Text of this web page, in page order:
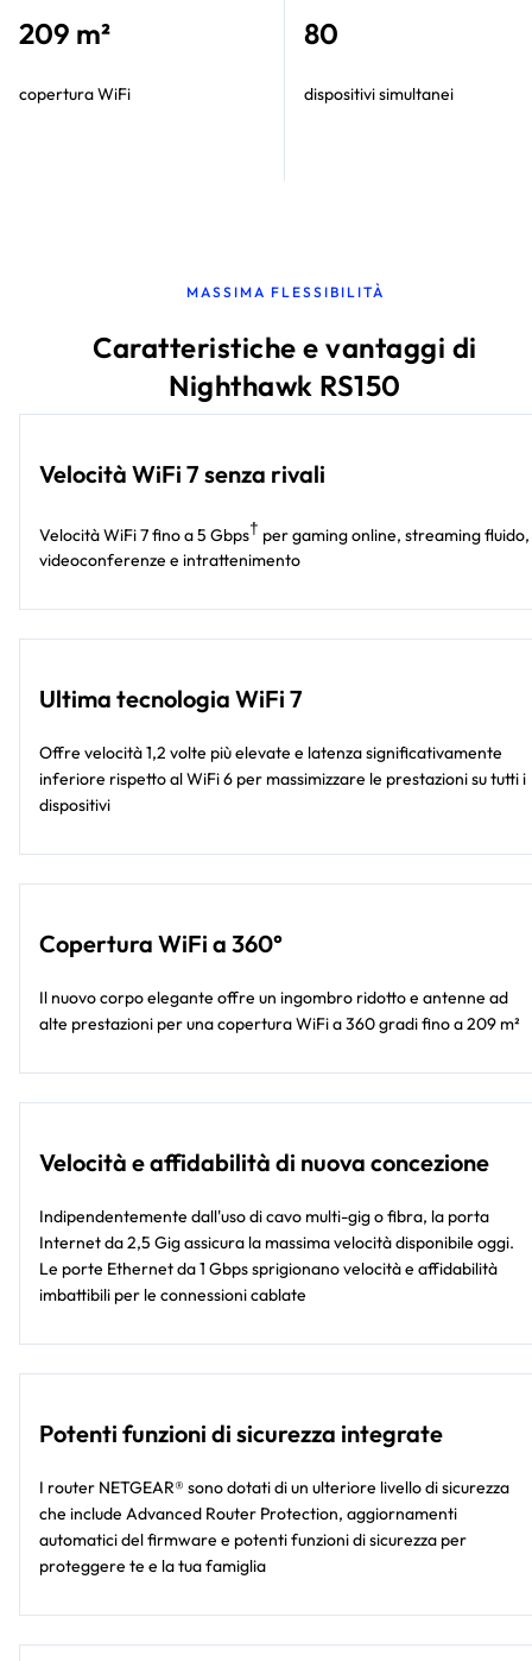
209 m²
copertura WiFi
80
dispositivi simultanei
MASSIMA FLESSIBILITÀ
Caratteristiche e vantaggi di
Nighthawk RS150
Velocità WiFi 7 senza rivali
Velocità WiFi 7 fino a 5 Gbps† per gaming online, streaming fluido,
videoconferenze e intrattenimento
Ultima tecnologia WiFi 7
Offre velocità 1,2 volte più elevate e latenza significativamente
inferiore rispetto al WiFi 6 per massimizzare le prestazioni su tutti i
dispositivi
Copertura WiFi a 360°
Il nuovo corpo elegante offre un ingombro ridotto e antenne ad
alte prestazioni per una copertura WiFi a 360 gradi fino a 209 m²
Velocità e affidabilità di nuova concezione
Indipendentemente dall'uso di cavo multi-gig o fibra, la porta
Internet da 2,5 Gig assicura la massima velocità disponibile oggi.
Le porte Ethernet da 1 Gbps sprigionano velocità e affidabilità
imbattibili per le connessioni cablate
Potenti funzioni di sicurezza integrate
I router NETGEAR® sono dotati di un ulteriore livello di sicurezza
che include Advanced Router Protection, aggiornamenti
automatici del firmware e potenti funzioni di sicurezza per
proteggere te e la tua famiglia